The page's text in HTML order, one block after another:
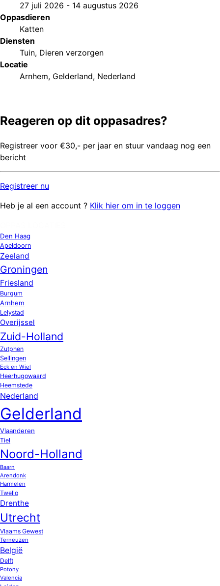
27 juli 2026 - 14 augustus 2026
Oppasdieren
Katten
Diensten
Tuin, Dieren verzorgen
Locatie
Arnhem, Gelderland, Nederland
Reageren op dit oppasadres?
Registreer voor €30,- per jaar en stuur vandaag nog een
bericht
Registreer nu
Heb je al een account ? Klik hier om in te loggen
Den Haag
Apeldoorn
Zeeland
Groningen
Friesland
Burgum
Arnhem
Lelystad
Overijssel
Zuid-Holland
Zutphen
Sellingen
Eck en Wiel
Heerhugowaard
Heemstede
Nederland
Gelderland
Vlaanderen
Tiel
Noord-Holland
Baarn
Arendonk
Harmelen
Twello
Drenthe
Utrecht
Vlaams Gewest
Terneuzen
België
Delft
Potony
Valencia